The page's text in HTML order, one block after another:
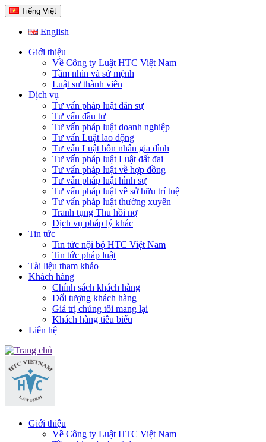
Tiếng Việt
English
Giới thiệu
Về Công ty Luật HTC Việt Nam
Tầm nhìn và sứ mệnh
Luật sư thành viên
Dịch vụ
Tư vấn pháp luật dân sự
Tư vấn đầu tư
Tư vấn pháp luật doanh nghiệp
Tư vấn Luật lao động
Tư vấn Luật hôn nhân gia đình
Tư vấn pháp luật Luật đất đai
Tư vấn pháp luật về hợp đồng
Tư vấn pháp luật hình sự
Tư vấn pháp luật về sở hữu trí tuệ
Tư vấn pháp luật thường xuyên
Tranh tụng Thu hồi nợ
Dịch vụ pháp lý khác
Tin tức
Tin tức nội bộ HTC Việt Nam
Tin tức pháp luật
Tài liệu tham khảo
Khách hàng
Chính sách khách hàng
Đối tượng khách hàng
Giá trị chúng tôi mang lại
Khách hàng tiêu biểu
Liên hệ
Giới thiệu
Về Công ty Luật HTC Việt Nam